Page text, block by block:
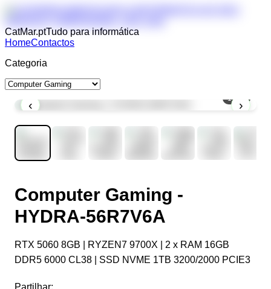
CatMar.ptTudo para informática
HomeContactos
Categoria
‹ ›
1/
Computer Gaming -
HYDRA-56R7V6A
RTX 5060 8GB | RYZEN7 9700X | 2 x RAM 16GB
DDR5 6000 CL38 | SSD NVME 1TB 3200/2000 PCIE3
Partilhar: